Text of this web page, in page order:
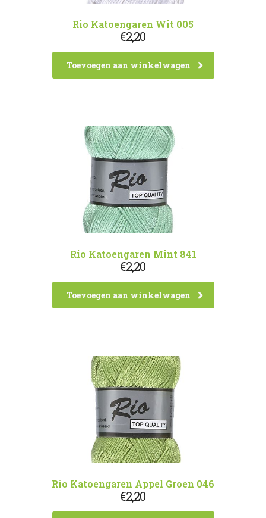
Rio Katoengaren Wit 005
€2,20
Toevoegen aan winkelwagen
Rio Katoengaren Mint 841
€2,20
Toevoegen aan winkelwagen
Rio Katoengaren Appel Groen 046
€2,20